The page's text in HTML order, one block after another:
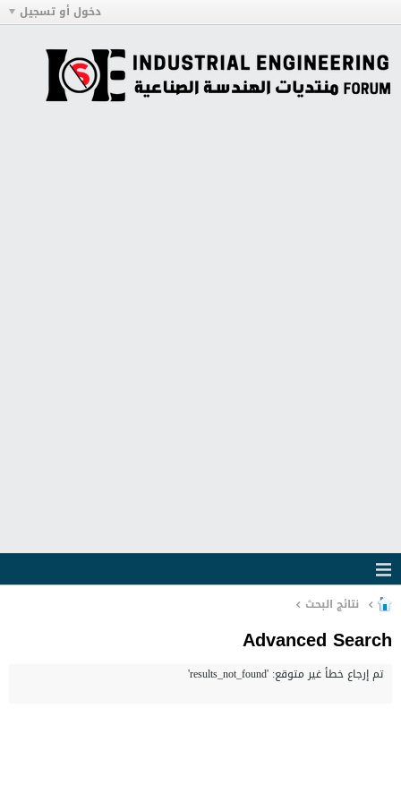
دخول أو تسجيل
نتائج البحث
Advanced Search
تم إرجاع خطأ غير متوقع: 'results_not_found'